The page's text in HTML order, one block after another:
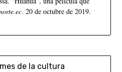
. 20 de octubre de 2019.
de la cultura